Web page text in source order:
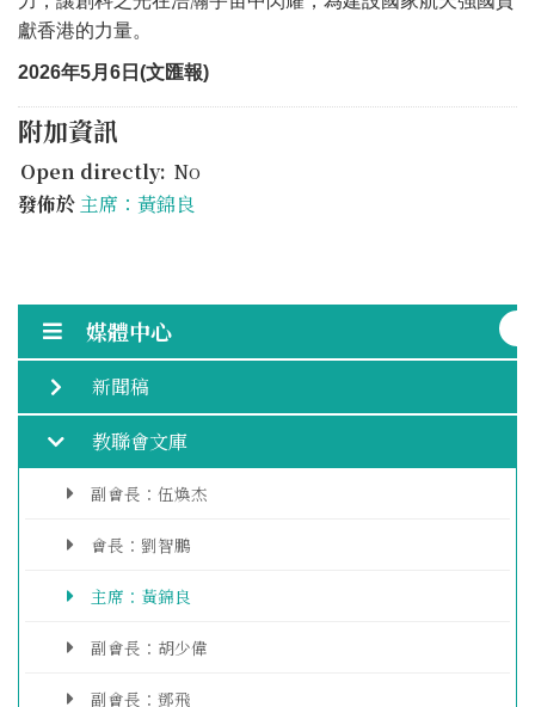
媒體中心
新聞稿
教聯會文庫
副會長：伍煥杰
會長：劉智鵬
主席：黃錦良
副會長：胡少偉
副會長：鄧飛
獻香港的力量。
2026年5月6日(文匯報)
附加資訊
Open directly: No
發佈於 主席：黃錦良